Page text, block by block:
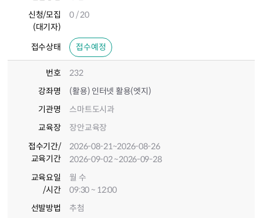
신청/모집
(대기자)
0 / 20
접수상태 접수예정
번호
232
강좌명
(활용) 인터넷 활용(엣지)
기관명
스마트도시과
교육장
장안교육장
접수기간/
교육기간
2026-08-21~2026-08-26
2026-09-02~2026-09-28
교육요일
/시간
월 수
09:30 ~ 12:00
선발방법
추첨